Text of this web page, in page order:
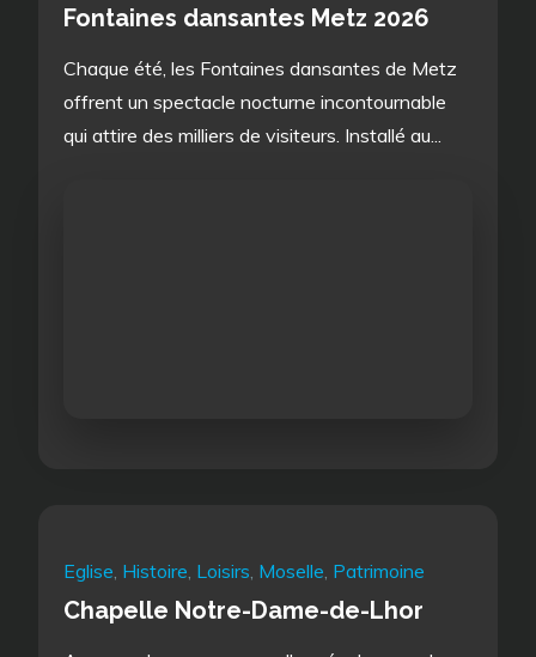
Fontaines dansantes Metz 2026
Chaque été, les Fontaines dansantes de Metz
offrent un spectacle nocturne incontournable
qui attire des milliers de visiteurs. Installé au...
Eglise, Histoire, Loisirs, Moselle, Patrimoine
Chapelle Notre-Dame-de-Lhor